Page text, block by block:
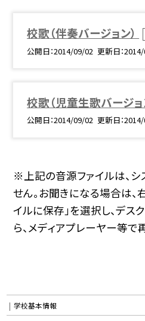
校歌（伴奏バージョン）
公開日 2014/09/02 更新日
校歌（児童生歌バージョ
公開日 2014/09/02 更新日
※上記の音源ファイルは、
せん。お聞きになる場合は、
イルに保存」を選択し、デス
ら、メディアプレーヤー等で
学校基本情報